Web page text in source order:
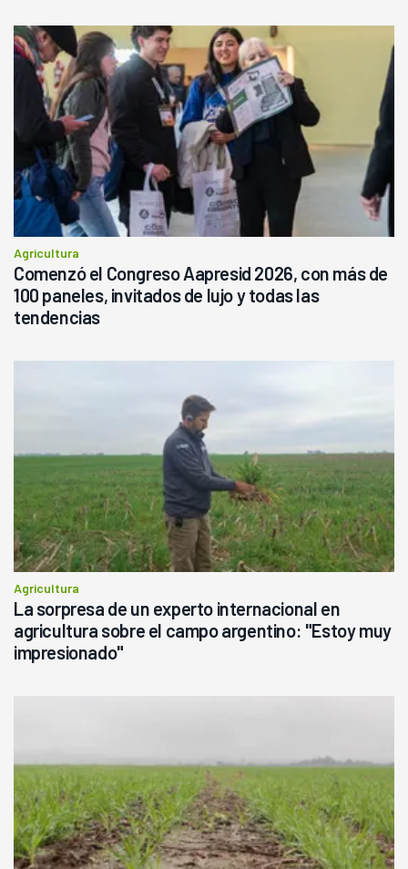
Agricultura
Comenzó el Congreso Aapresid 2026, con más de
100 paneles, invitados de lujo y todas las
tendencias
Agricultura
La sorpresa de un experto internacional en
agricultura sobre el campo argentino: "Estoy muy
impresionado"